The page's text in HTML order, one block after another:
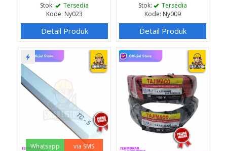
Stok:
Tersedia
Kode: Ny023
Detail Produk
Stok:
Tersedia
Kode: Ny009
Detail Produk
Whatsapp via SMS